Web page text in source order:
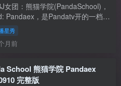
女团：熊猫学院(PandaSchool)，
Pandaex，是Pandatv开的一档
目，主持人为男性。BJ们值颜也
不时也会发个骚。本站推荐过 樱
아신 cherrybest 也是其中一员
星秀
月前
School 熊猫学院 Pandaex
完整版